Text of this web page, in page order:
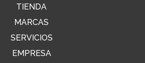
TIENDA
MARCAS
SERVICIOS
EMPRESA